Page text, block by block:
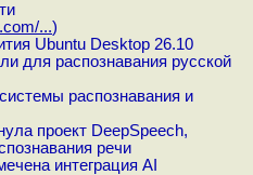
...)
Ubuntu Desktop 26.10
для распознавания русской
распознавания и
проект DeepSpeech,
речи
интеграция AI